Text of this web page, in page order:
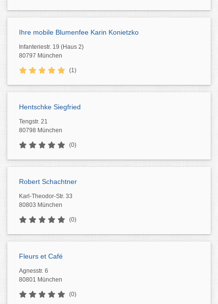
Ihre mobile Blumenfee Karin Konietzko
Infanteriestr. 19 (Haus 2)
80797 München
(1)
Hentschke Siegfried
Tengstr. 21
80798 München
(0)
Robert Schachtner
Karl-Theodor-Str. 33
80803 München
(0)
Fleurs et Café
Agnesstr. 6
80801 München
(0)